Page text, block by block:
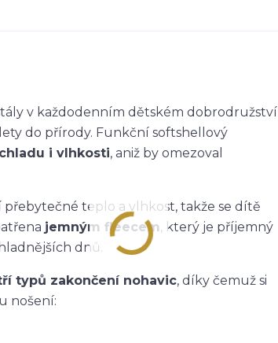
v každodenním dětském dobrodružství
do přírody. Funkční softshellový
i vlhkosti, aniž by omezoval
teplo a vlhkost, takže se dítě
jemným fleecem, který je příjemný
dnů.
typů zakončení nohavic, díky čemuž si
nošení: